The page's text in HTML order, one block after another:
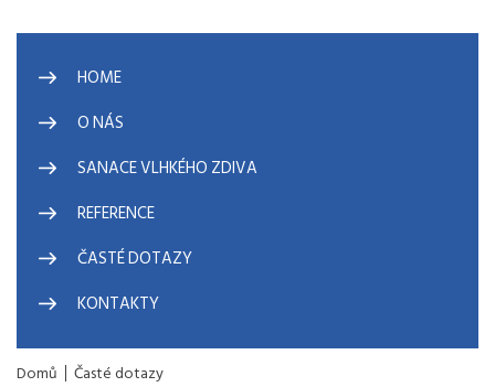
HOME
O NÁS
SANACE VLHKÉHO ZDIVA
REFERENCE
ČASTÉ DOTAZY
KONTAKTY
Domů Časté dotazy